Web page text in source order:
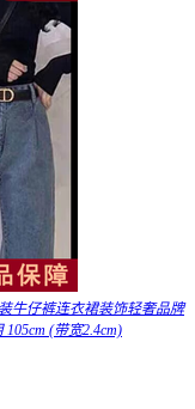
牛仔裤连衣裙装饰轻奢品牌
(带宽2.4cm)